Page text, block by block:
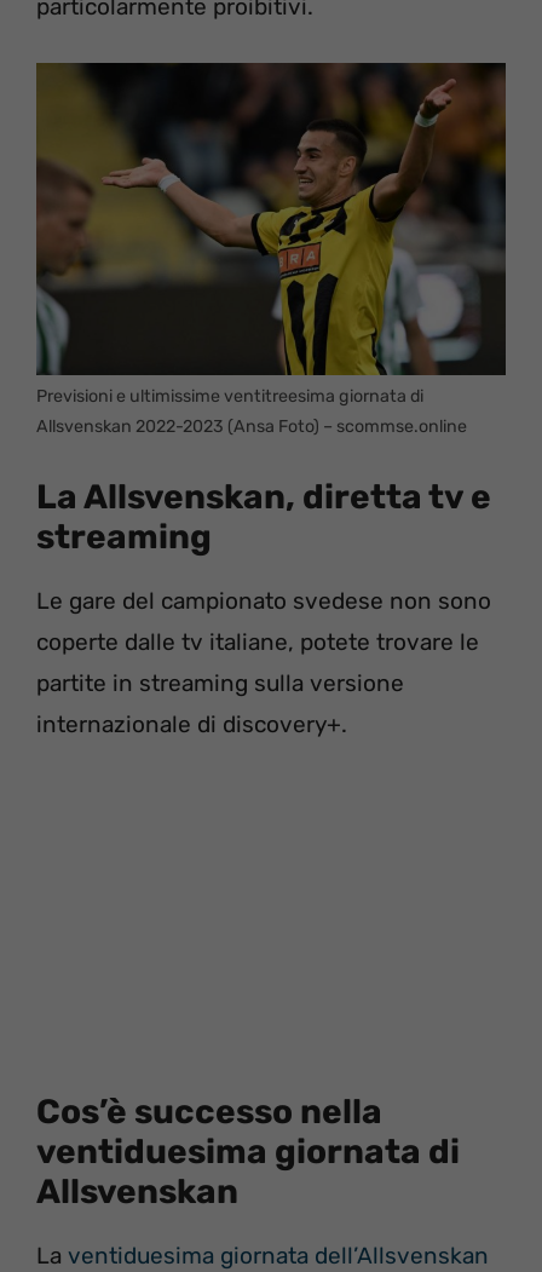
particolarmente proibitivi.
Previsioni e ultimissime ventitreesima giornata di
Allsvenskan 2022-2023 (Ansa Foto) – scommse.online
La Allsvenskan, diretta tv e
streaming
Le gare del campionato svedese non sono
coperte dalle tv italiane, potete trovare le
partite in streaming sulla versione
internazionale di discovery+.
Cos’è successo nella
ventiduesima giornata di
Allsvenskan
La ventiduesima giornata dell’Allsvenskan